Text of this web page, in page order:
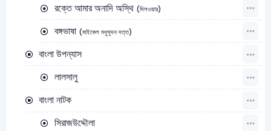
রক্তে আমার অনাদি অস্থি (দিলওয়ার)
বঙ্গভাষা (মাইকেল মধুসূদন দত্ত)
বাংলা উপন্যাস
লালসালু
বাংলা নাটক
সিরাজউদ্দৌলা